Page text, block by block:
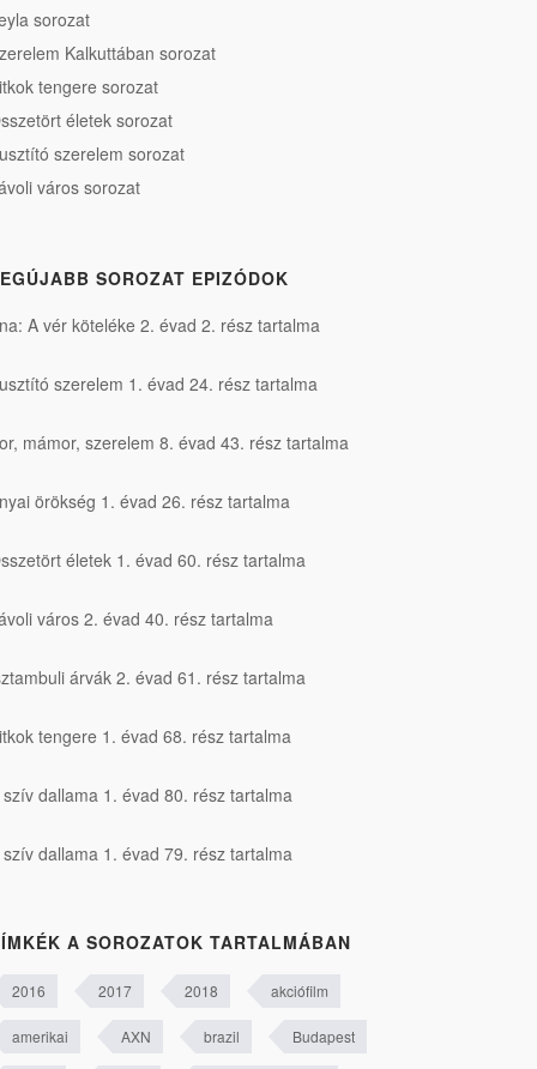
sorozat
Kalkuttában sorozat
tengere sorozat
életek sorozat
szerelem sorozat
város sorozat
SOROZAT EPIZÓDOK
A vér köteléke 2. évad 2. rész tartalma
szerelem 1. évad 24. rész tartalma
mámor, szerelem 8. évad 43. rész tartalma
örökség 1. évad 26. rész tartalma
életek 1. évad 60. rész tartalma
város 2. évad 40. rész tartalma
árvák 2. évad 61. rész tartalma
tengere 1. évad 68. rész tartalma
szív dallama 1. évad 80. rész tartalma
szív dallama 1. évad 79. rész tartalma
A SOROZATOK TARTALMÁBAN
2016 2017 2018 akciófilm
amerikai AXN brazil Budapest